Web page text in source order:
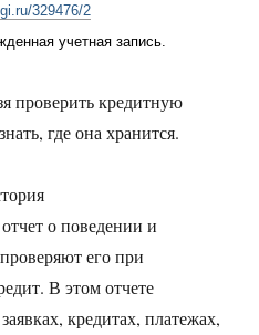
329476/2
учетная запись.
проверить кредитную
где она хранится.
о поведении и
его при
В этом отчете
кредитах, платежах,